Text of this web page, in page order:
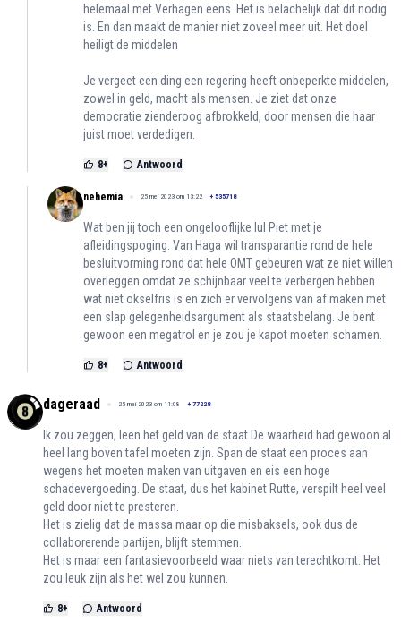
helemaal met Verhagen eens. Het is belachelijk dat dit nodig
is. En dan maakt de manier niet zoveel meer uit. Het doel
heiligt de middelen
Je vergeet een ding een regering heeft onbeperkte middelen,
zowel in geld, macht als mensen. Je ziet dat onze
democratie zienderoog afbrokkeld, door mensen die haar
juist moet verdedigen.
8+ Antwoord
nehemia 25 mei 2023 om 13:22 + 535718
Wat ben jij toch een ongelooflijke lul Piet met je
afleidingspoging. Van Haga wil transparantie rond de hele
besluitvorming rond dat hele OMT gebeuren wat ze niet willen
overleggen omdat ze schijnbaar veel te verbergen hebben
wat niet okselfris is en zich er vervolgens van af maken met
een slap gelegenheidsargument als staatsbelang. Je bent
gewoon een megatrol en je zou je kapot moeten schamen.
8+ Antwoord
dageraad 25 mei 2023 om 11:08 + 77228
Ik zou zeggen, leen het geld van de staat.De waarheid had gewoon al
heel lang boven tafel moeten zijn. Span de staat een proces aan
wegens het moeten maken van uitgaven en eis een hoge
schadevergoeding. De staat, dus het kabinet Rutte, verspilt heel veel
geld door niet te presteren.
Het is zielig dat de massa maar op die misbaksels, ook dus de
collaborerende partijen, blijft stemmen.
Het is maar een fantasievoorbeeld waar niets van terechtkomt. Het
zou leuk zijn als het wel zou kunnen.
8+ Antwoord